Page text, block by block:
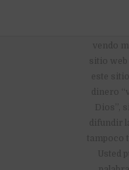
vendo
sitio web
este
dinero
Dios”,
difundir
tampoco
Usted